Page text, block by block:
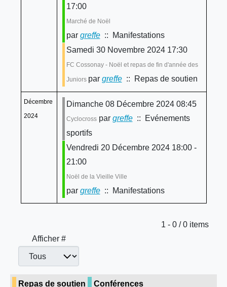
17:00
Marché de Noël
par greffe:: Manifestations
Samedi 30 Novembre 2024 17:30
FC Cossonay - Noël et repas de fin d'année des
Juniors par greffe:: Repas de soutien
Décembre
2024
Dimanche 08 Décembre 2024 08:45
Cyclocrosspar greffe:: Evénements
sportifs
Vendredi 20 Décembre 2024 18:00 -
21:00
Noël de la Vieille Ville
par greffe:: Manifestations
Limite de la pagination
1 - 0 / 0 items
Afficher #
Repas de soutien Conférences